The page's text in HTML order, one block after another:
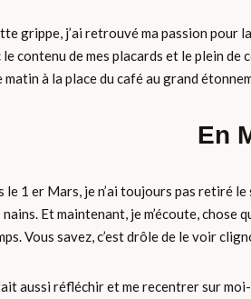
grippe, j’ai retrouvé ma passion pour
contenu de mes placards et le plein de
matin à la place du café au grand
En
le 1 er Mars, je n’ai toujours pas retiré
Et maintenant, je m’écoute, chose
Vous savez, c’est drôle de le voir
aussi réfléchir et me recentrer sur